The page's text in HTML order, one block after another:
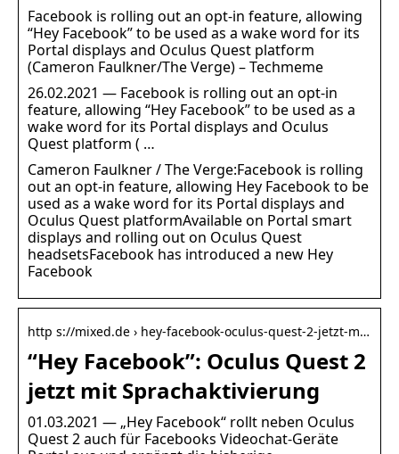
Facebook is rolling out an opt-in feature, allowing
“Hey Facebook” to be used as a wake word for its
Portal displays and Oculus Quest platform
(Cameron Faulkner/The Verge) – Techmeme
26.02.2021 — Facebook is rolling out an opt-in
feature, allowing “Hey Facebook” to be used as a
wake word for its Portal displays and Oculus
Quest platform ( …
Cameron Faulkner / The Verge:Facebook is rolling
out an opt-in feature, allowing Hey Facebook to be
used as a wake word for its Portal displays and
Oculus Quest platformAvailable on Portal smart
displays and rolling out on Oculus Quest
headsetsFacebook has introduced a new Hey
Facebook
http s://mixed.de › hey-facebook-oculus-quest-2-jetzt-m…
“Hey Facebook”: Oculus Quest 2
jetzt mit Sprachaktivierung
01.03.2021 — „Hey Facebook“ rollt neben Oculus
Quest 2 auch für Facebooks Videochat-Geräte